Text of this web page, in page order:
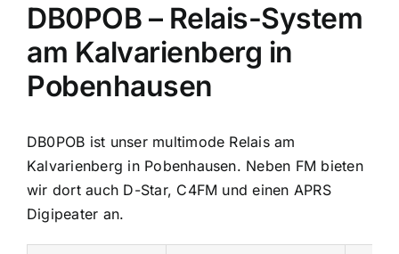
DB0POB – Relais-System
am Kalvarienberg in
Pobenhausen
DB0POB ist unser multimode Relais am
Kalvarienberg in Pobenhausen. Neben FM bieten
wir dort auch D-Star, C4FM und einen APRS
Digipeater an.